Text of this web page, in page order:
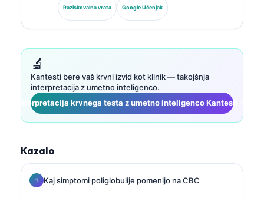
Nemškega društva za klinično kemijo se osredotoča
na analizo diagnostičnih panelov, standardizacijo
Raziskovalna vrata Google Učenjak
🔬
Kantesti bere vaš krvni izvid kot klinik — takojšnja
interpretacija z umetno inteligenco.
Interpretacija krvnega testa z umetno inteligenco Kantesti →
Kazalo
Kaj simptomi poliglobulije pomenijo na CBC